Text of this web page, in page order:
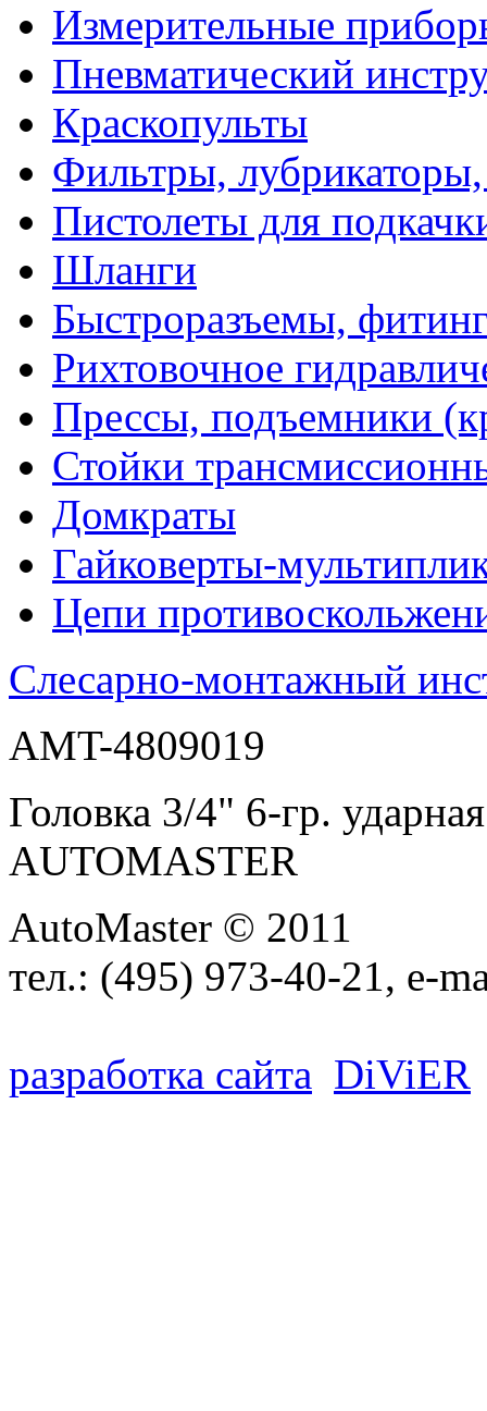
Измерительные
Пневматический
Краскопульты
Фильтры,
Пистолеты для
Шланги
Быстроразъемы,
Рихтовочное
Прессы, подъемники
Стойки
Домкраты
Гайковерты-
Цепи
Слесарно-монтажный
AMT-4809019
Головка 3/4" 6-гр.
AUTOMASTER
AutoMaster © 2011
тел.: (495) 973-40-21, e-
разработка сайта DiViER